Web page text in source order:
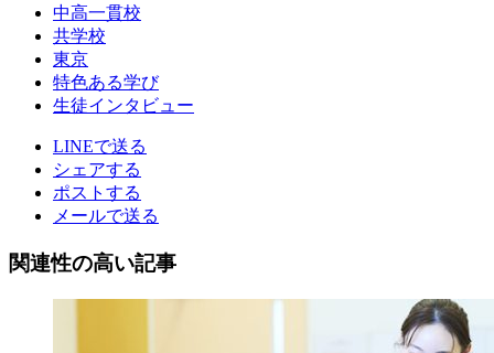
中高一貫校
共学校
東京
特色ある学び
生徒インタビュー
LINEで送る
シェアする
ポストする
メールで送る
関連性の高い記事